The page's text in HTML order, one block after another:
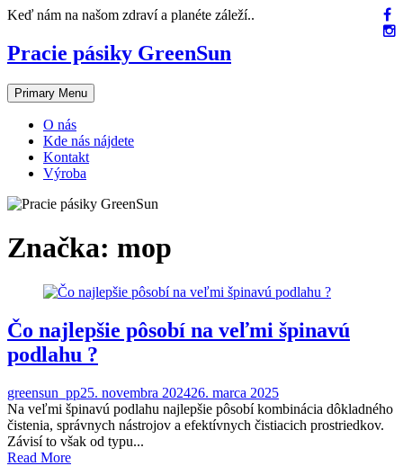
Skip
content
Keď nám na našom zdraví a planéte záleží..
Pracie pásiky GreenSun
Primary Menu
O nás
Kde nás nájdete
Kontakt
Výroba
Značka: mop
Čo najlepšie pôsobí na veľmi špinavú
podlahu ?
greensun_pp25. novembra 202426. marca 2025
Na veľmi špinavú podlahu najlepšie pôsobí kombinácia dôkladného
čistenia, správnych nástrojov a efektívnych čistiacich prostriedkov.
Závisí to však od typu...
Read More